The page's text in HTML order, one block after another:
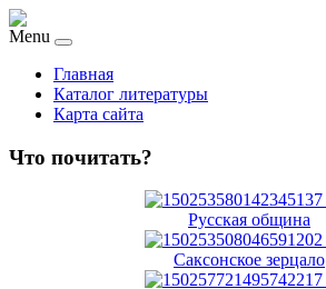
Menu
Главная
Каталог литературы
Карта сайта
Что почитать?
Русская община
Саксонское зерцало